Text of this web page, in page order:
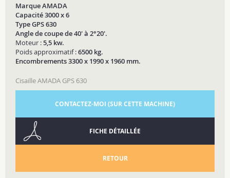
Marque AMADA
Capacité 3000 x 6
Type GPS 630
Angle de coupe de 40' à 2°20'.
Moteur :5,5 kw.
Poids approximatif :6500 kg.
Encombrements 3300 x 1990 x 1960 mm.
Cisaille AMADA GPS 630
CONTACTEZ-MOI (SUR CETTE MACHINE)
FICHE DÉTAILLÉE
RETOUR